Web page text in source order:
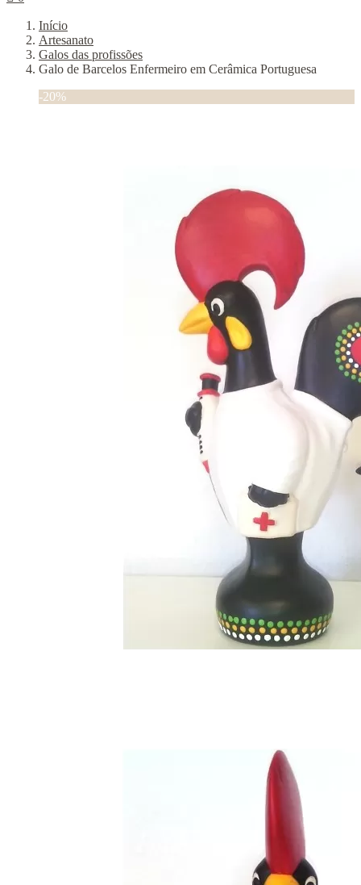
Início
Artesanato
Galos das profissões
Galo de Barcelos Enfermeiro em Cerâmica Portuguesa
-20%